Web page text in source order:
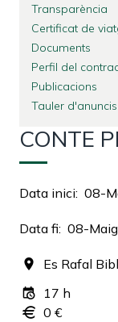
Transparència
Certificat de
Documents
Perfil del
Publicacions
Tauler d'anuncis
CONTE
Data inici 08-
Data fi 08-
Es Rafal
17 h
0 €